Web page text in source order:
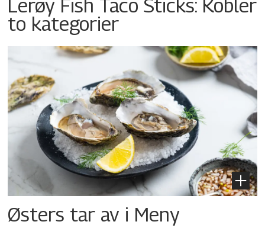
Lerøy Fish Taco Sticks: Kobler
to kategorier
Østers tar av i Meny